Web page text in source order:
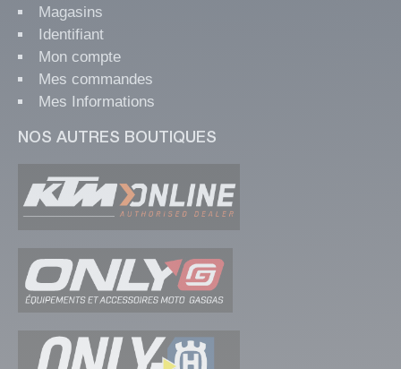
Magasins
Identifiant
Mon compte
Mes commandes
Mes Informations
NOS AUTRES BOUTIQUES